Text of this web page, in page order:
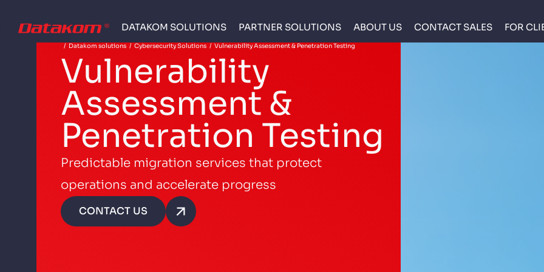
DATAKOM SOLUTIONS PARTNER SOLUTIONS ABOUT US CONTACT SALES FOR
/ Datakom solutions / Cybersecurity Solutions / Vulnerability Assessment & Penetration Testing
Vulnerability
Assessment &
Penetration Testing
Predictable migration services that protect
operations and accelerate progress
CONTACT US